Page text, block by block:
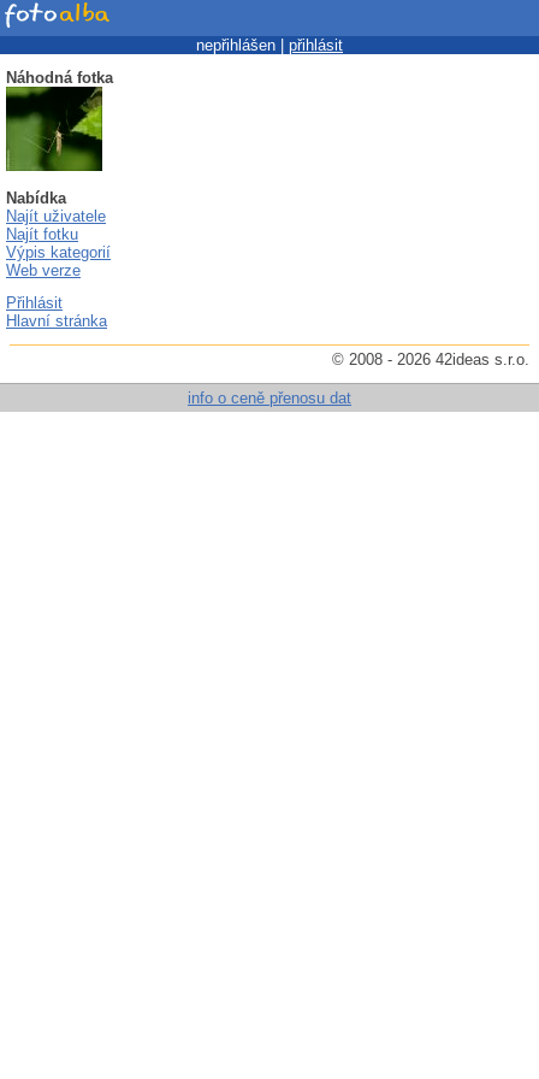
nepřihlášen | přihlásit
Náhodná fotka
Nabídka
Najít uživatele
Najít fotku
Výpis kategorií
Web verze
Přihlásit
Hlavní stránka
© 2008 - 2026 42ideas s.r.o.
info o ceně přenosu dat